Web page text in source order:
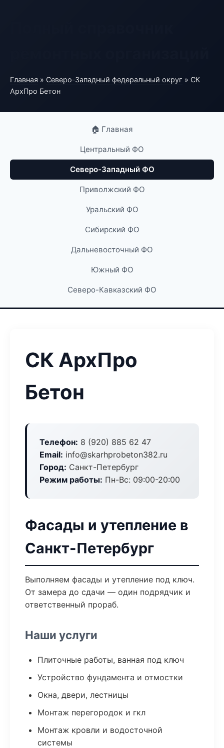
Главная » Северо-Западный федеральный округ » СК
АрхПро Бетон
🏠 Главная
Центральный ФО
Северо-Западный ФО
Приволжский ФО
Уральский ФО
Сибирский ФО
Дальневосточный ФО
Южный ФО
Северо-Кавказский ФО
СК АрхПро
Бетон
Телефон: 8 (920) 885 62 47
Email: info@skarhprobeton382.ru
Город: Санкт-Петербург
Режим работы: Пн-Вс: 09:00-20:00
Фасады и утепление в
Санкт-Петербург
Выполняем фасады и утепление под ключ.
От замера до сдачи — один подрядчик и
ответственный прораб.
Наши услуги
Плиточные работы, ванная под ключ
Устройство фундамента и отмостки
Окна, двери, лестницы
Монтаж перегородок и гкл
Монтаж кровли и водосточной
системы